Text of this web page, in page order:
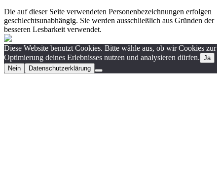
Die auf dieser Seite verwendeten Personenbezeichnungen erfolgen
geschlechtsunabhängig. Sie werden ausschließlich aus Gründen der
besseren Lesbarkeit verwendet.
Diese Website benutzt Cookies. Bitte wähle aus, ob wir Cookies zur
Optimierung deines Erlebnisses nutzen und analysieren dürfen. Ja
Nein
Datenschutzerklärung